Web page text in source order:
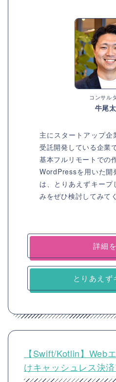
コンサル
牛尾
主にスタートアップ企
受託開発している企業で
基本フルリモートでの
WordPressを用いた開
は、とりあえずキープ
みをぜひ検討してみて
詳細
とりあえず
【Swift/Kotlin】Web
けキャッシュレス決